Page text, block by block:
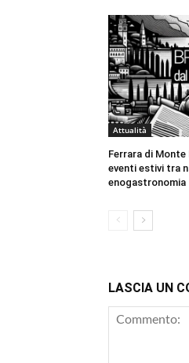
Attualità
Ferrara di
eventi estivi tra
enogastronomia
LASCIA UN